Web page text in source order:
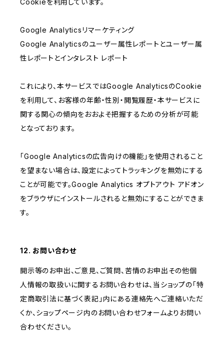
Cookieを利用しています。
Google Analyticsリマーケティング
Google Analyticsのユーザー属性レポートとユーザー属
性レポートとインタレスト レポート
これにより、本サービスではGoogle AnalyticsのCookie
を利用して、お客様の年齢・性別・閲覧履歴・本サービスに
関する関心の傾向をおおよそ把握するための分析が可能
となっております。
「Google Analyticsの広告向けの機能」を使用されること
を望まない場合は、設定によってトラッキングを無効にする
ことが可能です。Google Analytics オプトアウト アドオン
をブラウザにインストールされると無効にすることができま
す。
12. お問い合わせ
開示等のお申出、ご意見、ご質問、苦情のお申出その他個
人情報の取扱いに関するお問い合わせは、当ショップの「特
定商取引法に基づく表記」内にある連絡先へご連絡いただ
くか、ショップページ内のお問い合わせフォームよりお問い
合わせください。